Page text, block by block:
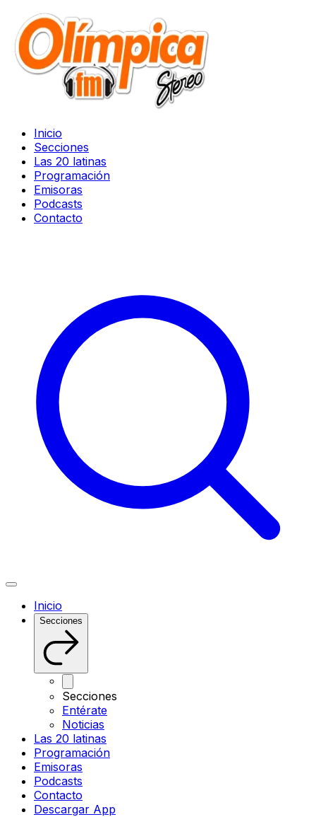
Inicio
Secciones
Las 20 latinas
Programación
Emisoras
Podcasts
Contacto
Inicio
Secciones
Secciones
Entérate
Noticias
Las 20 latinas
Programación
Emisoras
Podcasts
Contacto
Descargar App